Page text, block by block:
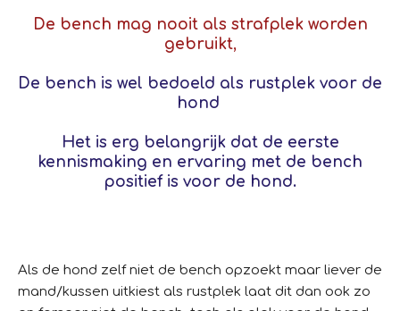
De bench mag nooit als strafplek worden
gebruikt,
De bench is wel bedoeld als rustplek voor de
hond
Het is erg belangrijk dat de eerste
kennismaking en ervaring met de bench
positief is voor de hond.
Als de hond zelf niet de bench opzoekt maar liever de
mand/kussen uitkiest als rustplek laat dit dan ook zo